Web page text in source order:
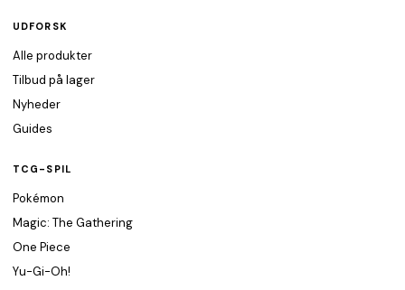
UDFORSK
Alle produkter
Tilbud på lager
Nyheder
Guides
TCG-SPIL
Pokémon
Magic: The Gathering
One Piece
Yu-Gi-Oh!